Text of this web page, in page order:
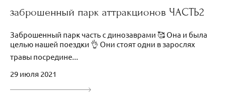
заброшенный парк аттракционов ЧАСТЬ2
Заброшенный парк часть с динозаврами 🥰 Она и была
целью нашей поездки 👌 Они стоят одни в зарослях
травы посредине...
29 июля 2021